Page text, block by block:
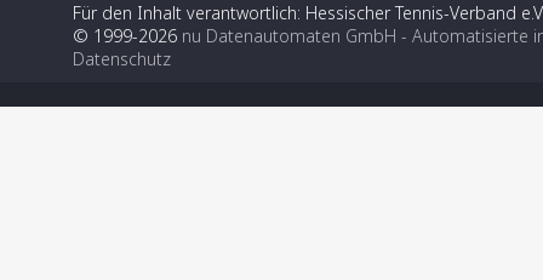
Für den Inhalt verantwortlich: Hessischer Tennis-Verband
© 1999-2026 nu Datenautomaten GmbH - Automatisierte
Datenschutz